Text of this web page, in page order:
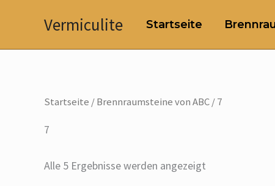
Vermiculite Startseite
Startseite /Brennraumsteine von ABC/ 7
7
Alle 5 Ergebnisse werden angezeigt